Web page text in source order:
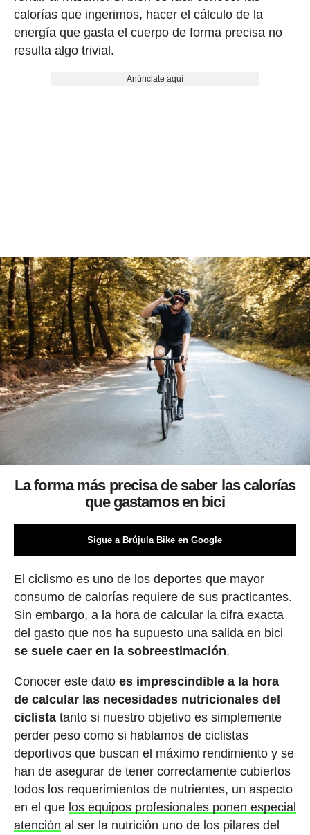
calorías que ingerimos, hacer el cálculo de la
energía que gasta el cuerpo de forma precisa no
resulta algo trivial.
Anúnciate aquí
La forma más precisa de saber las calorías
que gastamos en bici
Sigue a Brújula Bike en Google
El ciclismo es uno de los deportes que mayor
consumo de calorías requiere de sus practicantes.
Sin embargo, a la hora de calcular la cifra exacta
del gasto que nos ha supuesto una salida en bici
se suele caer en la sobreestimación.
Conocer este dato es imprescindible a la hora
de calcular las necesidades nutricionales del
ciclistatanto si nuestro objetivo es simplemente
perder peso como si hablamos de ciclistas
deportivos que buscan el máximo rendimiento y se
han de asegurar de tener correctamente cubiertos
todos los requerimientos de nutrientes, un aspecto
en el que los equipos profesionales ponen especial
atención al ser la nutrición uno de los pilares del